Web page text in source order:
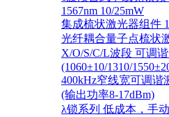
1567nm 10/25mW
集成梳状激光器组件
光纤耦合量子点梳状
X/O/S/C/L波段 可调
(1060±10/1310/
400kHz窄线宽可调谐
(输出功率8-17dBm)
λ锁系列 低成本，手